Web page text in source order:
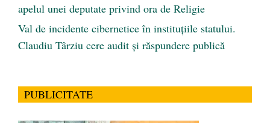
apelul unei deputate privind ora de Religie
Val de incidente cibernetice în instituțiile statului.
Claudiu Târziu cere audit și răspundere publică
PUBLICITATE